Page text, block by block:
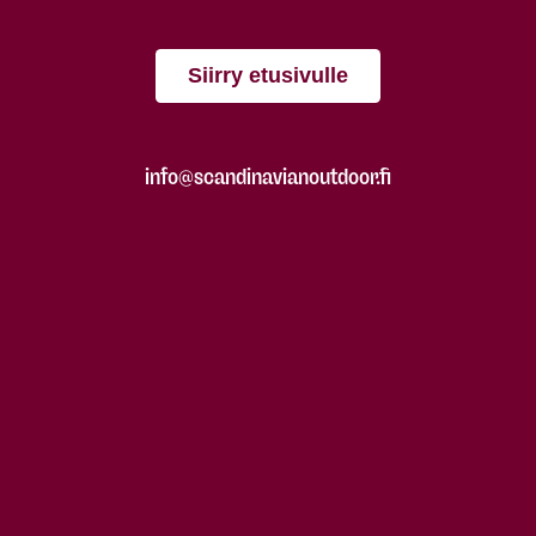
Siirry etusivulle
info@scandinavianoutdoor.fi